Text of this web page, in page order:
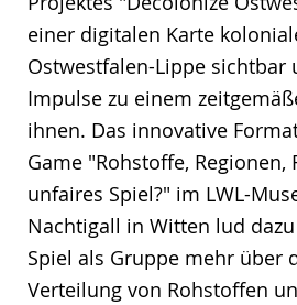
einer digitalen Karte
Ostwestfalen-Lippe sichtbar
Impulse zu einem
ihnen. Das innovative
Game "Rohstoffe, Regionen,
unfaires Spiel?" im LWL-
Nachtigall in Witten lud
Spiel als Gruppe mehr über
Verteilung von Rohstoffen